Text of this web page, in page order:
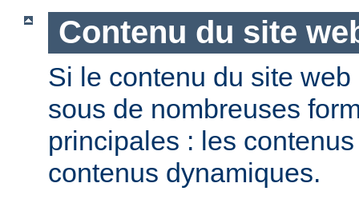
Contenu du site
Si le contenu du site
sous de nombreuses
principales : les
contenus dynamiques.